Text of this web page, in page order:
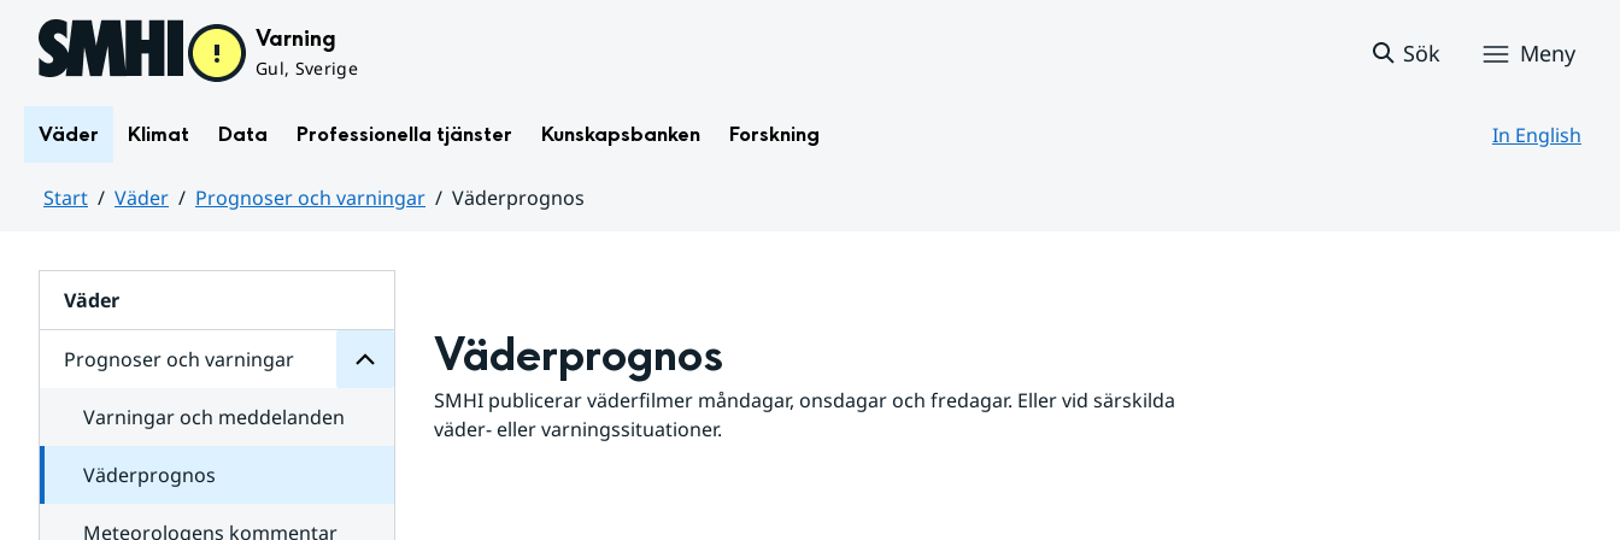
Hoppa till sidans innehåll Varning
Gul, Sverige
Sök Meny
Väder Klimat Data Professionella tjänster Kunskapsbanken Forskning In English
Start Väder Prognoser och varningar
Väderprognos
Väder
Prognoser och varningar
för
varningar
Varningar och meddelanden
Väderprognos
Meteorologens kommentar
Väderprognos
SMHI publicerar väderfilmer måndagar, onsdagar och fredagar. Eller vid särskilda
väder- eller varningssituationer.